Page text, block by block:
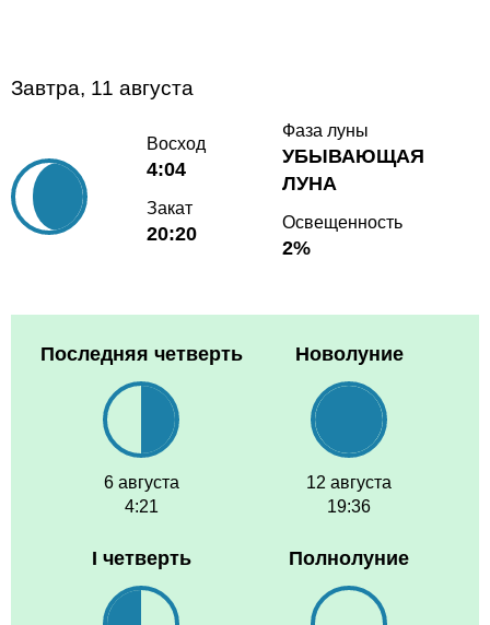
Завтра, 11 августа
Восход
4:04
Закат
20:20
Фаза луны
УБЫВАЮЩАЯ
ЛУНА
Освещенность
2%
Последняя четверть
6 августа
4:21
Новолуние
12 августа
19:36
I четверть Полнолуние